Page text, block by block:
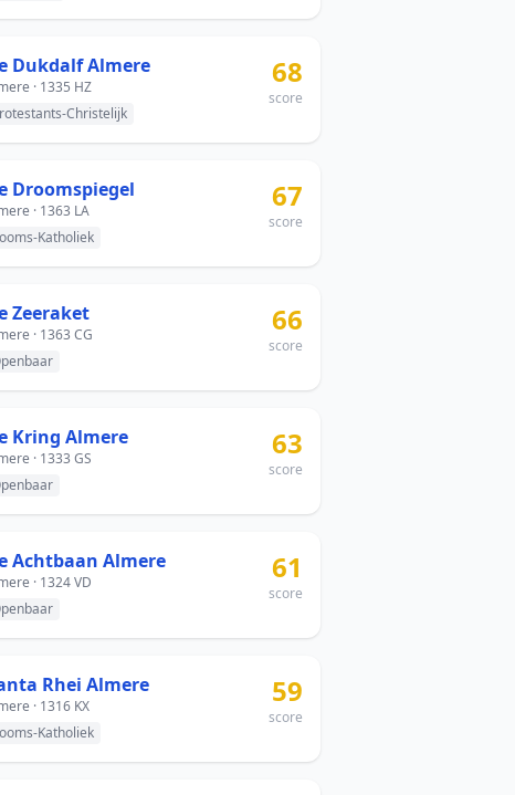
Dukdalf Almere
· 1335 HZ
Christelijk
68
score
Droomspiegel
· 1363 LA
Katholiek
67
score
Zeeraket
· 1363 CG
66
score
Kring Almere
· 1333 GS
63
score
Achtbaan Almere
· 1324 VD
61
score
Rhei Almere
· 1316 KX
Katholiek
59
score